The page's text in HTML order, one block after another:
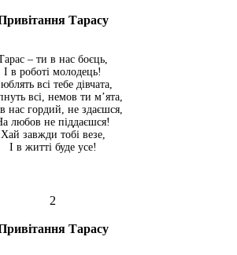
Тарасу
– ти в нас боєць,
І в роботі молодець!
всі тебе дівчата,
всі, немов ти м’ята,
нас гордий, не здаєшся,
любов не піддаєшся!
Хай завжди тобі везе,
І в житті буде усе!
2
Тарасу